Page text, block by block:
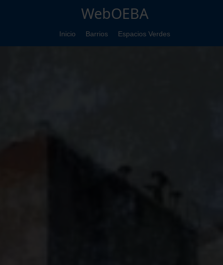
WebOEBA
Inicio Barrios Espacios Verdes